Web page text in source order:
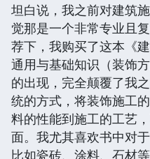
坦白说，我之前对建筑
觉那是一个非常专业且
荐下，我购买了这本《
通用与基础知识（装饰
的出现，完全颠覆了我
统的方式，将装饰施工
料的性能到施工的工艺
面。我尤其喜欢书中对
比如瓷砖、涂料、石材